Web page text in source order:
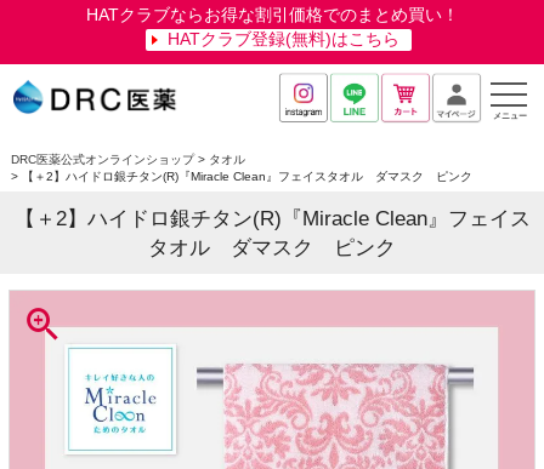
HATクラブならお得な割引価格でのまとめ買い！
HATクラブ登録(無料)はこちら
メニュー
DRC医薬公式オンラインショップ
タオル
【＋2】ハイドロ銀チタン(R)『Miracle Clean』フェイスタオル ダマスク ピンク
【＋2】ハイドロ銀チタン(R)『Miracle Clean』フェイス
タオル ダマスク ピンク